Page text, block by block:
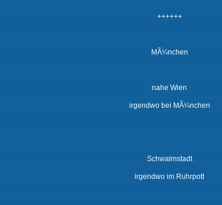
++++++
MÃ¼nchen
nahe Wien
irgendwo bei MÃ¼nchen
Schwalmstadt
irgendwo im Ruhrpott